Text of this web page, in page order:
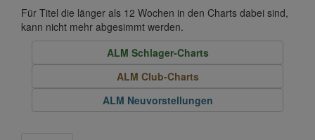
Für Titel die länger als 12 Wochen in den Charts dabei sind,
kann nicht mehr abgesimmt werden.
ALM Schlager-Charts
ALM Club-Charts
ALM Neuvorstellungen